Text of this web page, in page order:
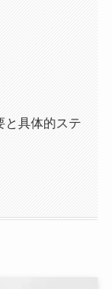
と具体的ステ